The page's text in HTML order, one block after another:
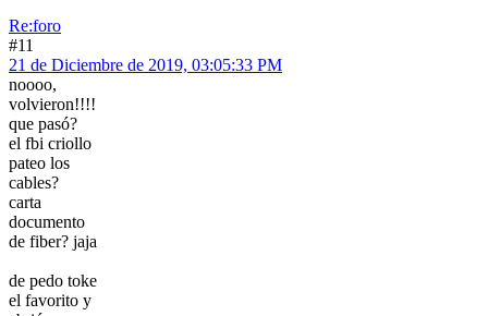
Re:foro
#11
21 de Diciembre de 2019, 03:05:33 PM
noooo,
volvieron!!!!
que pasó?
el fbi criollo
pateo los
cables?
carta
documento
de fiber? jaja
de pedo toke
el favorito y